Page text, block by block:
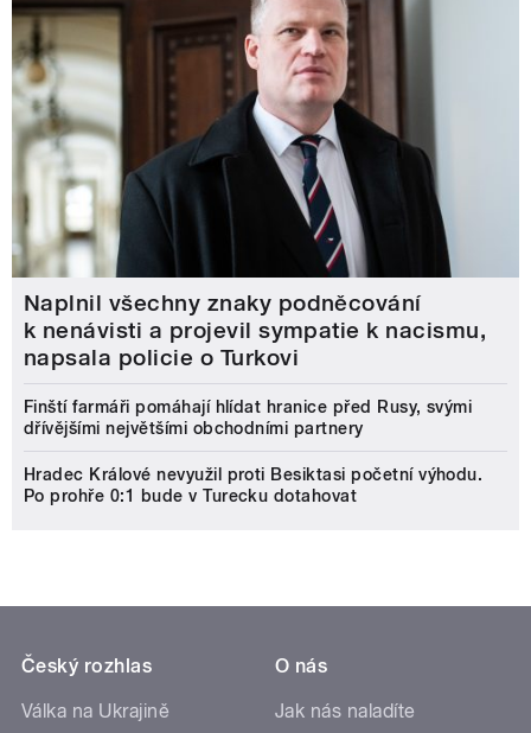
Naplnil všechny znaky podněcování
k nenávisti a projevil sympatie k nacismu,
napsala policie o Turkovi
Finští farmáři pomáhají hlídat hranice před Rusy, svými
dřívějšími největšími obchodními partnery
Hradec Králové nevyužil proti Besiktasi početní výhodu.
Po prohře 0:1 bude v Turecku dotahovat
Český rozhlas
Válka na Ukrajině
O nás
Jak nás naladíte